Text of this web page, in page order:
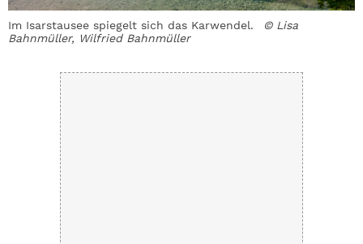
Im Isarstausee spiegelt sich das Karwendel.
© Lisa
Bahnmüller, Wilfried Bahnmüller